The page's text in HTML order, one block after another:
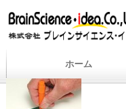
ホーム